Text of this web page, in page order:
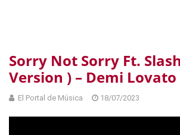
Sorry Not Sorry Ft.
Version ) – Demi Lovato
El Portal de Música 18/07/2023